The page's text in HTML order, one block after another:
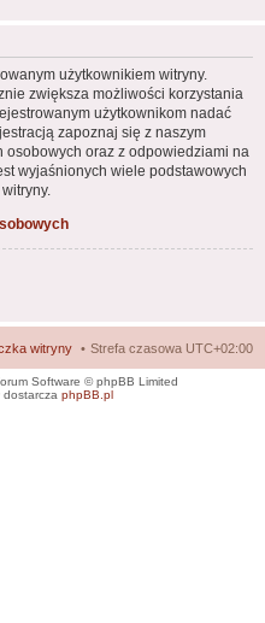
użytkownikiem witryny.
zwiększa możliwości korzystania
użytkownikom nadać
zapoznaj się z naszym
oraz z odpowiedziami na
wyjaśnionych wiele podstawowych
Strefa czasowa UTC+02:00
witryny
Software © phpBB Limited
dostarcza phpBB.pl